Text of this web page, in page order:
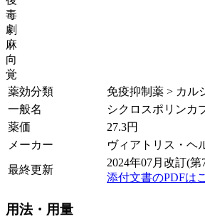
毒
劇
麻
向
覚
薬効分類
免疫抑制薬 > カル
一般名
シクロスポリンカ
薬価
27.3円
メーカー
ヴィアトリス・ヘ
最終更新
2024年07月改訂(第
添付文書のPDFは
用法・用量